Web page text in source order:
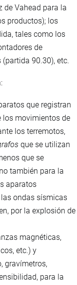
de Vahead para la
productos); los
tales como los
de
90.30), etc.
que registran
los movimientos de
los terremotos,
que se utilizan
que se
también para la
aparatos
ondas sísmicas
por la explosión de
magnéticas,
etc.) y
gravímetros,
para la